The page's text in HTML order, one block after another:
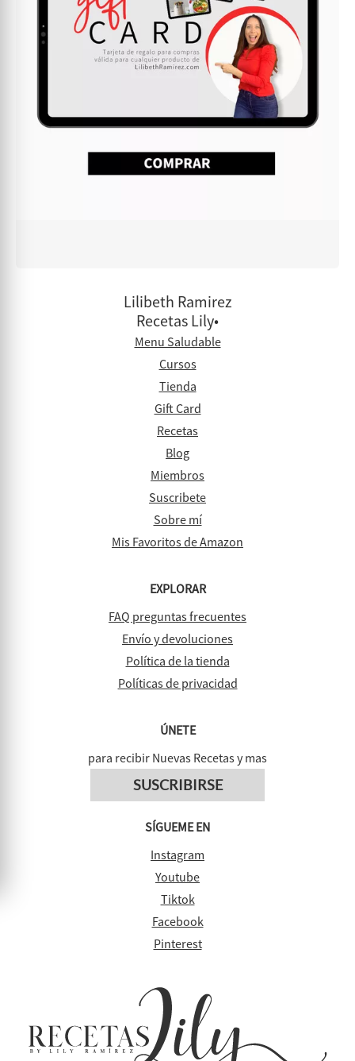
Lilibeth Ramirez
Recetas Lily•
Menu Saludable
Cursos
Tienda
Gift Card
Recetas
Blog
Miembros
Suscribete
Sobre mí
Mis Favoritos de Amazon
EXPLORAR
FAQ preguntas frecuentes
Envío y devoluciones
Política de la tienda
Políticas de privacidad
ÚNETE
para recibir Nuevas Recetas y mas
SUSCRIBIRSE
SÍGUEME EN
Instagram
Youtube
Tiktok
Facebook
Pinterest